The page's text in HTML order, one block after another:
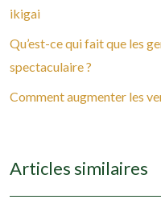
ikigai
Qu’est-ce qui fait que les
spectaculaire ?
Comment augmenter les
Articles similaires